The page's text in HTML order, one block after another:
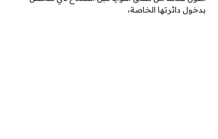
بدخول دائرتها الخاصة،